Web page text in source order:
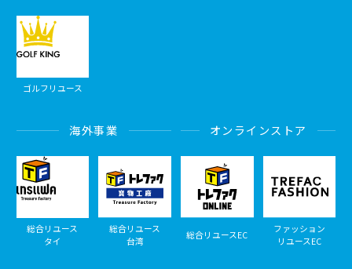
ゴルフリユース
海外事業
総合リユース
タイ
総合リユース
台湾
オンラインストア
総合リユースEC
ファッション
リユースEC